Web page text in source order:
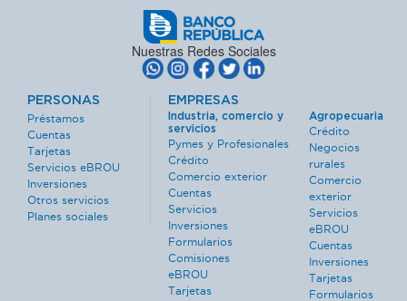
Nuestras Redes Sociales
PERSONAS
Préstamos
Cuentas
Tarjetas
Servicios eBROU
Inversiones
Otros servicios
Planes sociales
EMPRESAS
Industria, comercio y
servicios
Pymes y Profesionales
Crédito
Comercio exterior
Cuentas
Servicios
Inversiones
Formularios
Comisiones
eBROU
Tarjetas
Agropecuaria
Crédito
Negocios
rurales
Comercio
exterior
Servicios
eBROU
Cuentas
Inversiones
Tarjetas
Formularios